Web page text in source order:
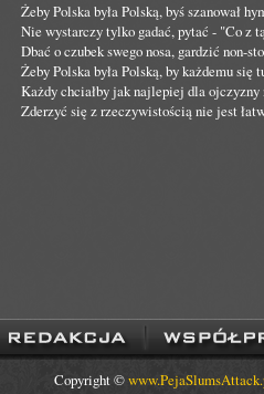
Żeby Polska była Polską, byś szanował
Nie wystarczy tylko gadać, pytać - "Co z
Dbać o czubek swego nosa, gardzić non-
Żeby Polska była Polską, by każdemu się
Każdy chciałby jak najlepiej dla ojczyzny
Zderzyć się z rzeczywistością nie jest
Copyright ©